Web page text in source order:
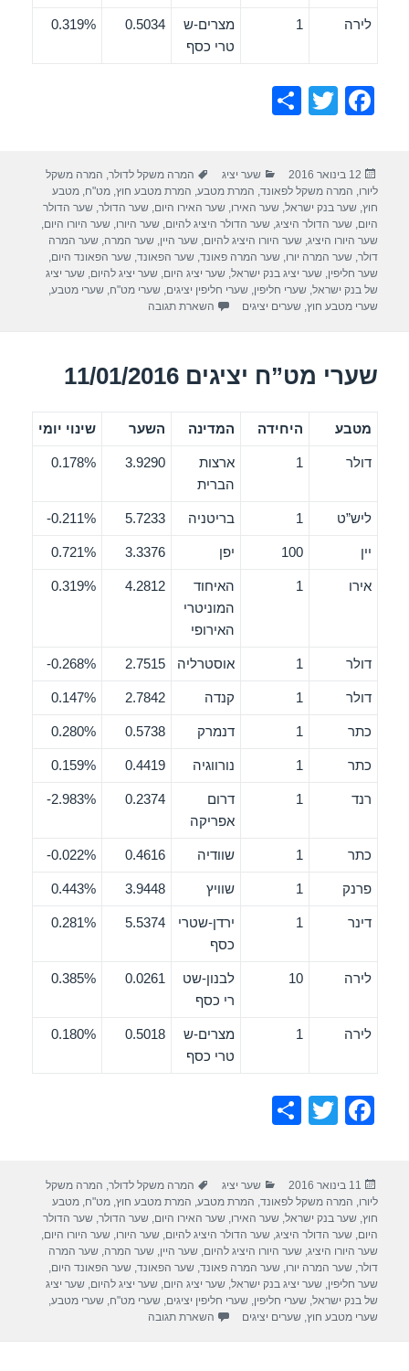
לירה 1
מצרים-ש
טרי כסף
0.5034
0.319%
F
e
b
o
o
k
T
er
e
פורסם
בתאריך
12 בינואר 2016 קטגוריות
שער יציג תגיות
המרה משקל לדולר, המרה משקל
ליורו, המרה משקל לפאונד, המרת מטבע, המרת מטבע חוץ,מט"ח,מטבע
חוץ,שער בנק ישראל,שער האירו,שער האירו היום,שער הדולר,שער הדולר
היום,שער הדולר היציג,שער הדולר היציג להיום,שער היורו,שער היורו היום,
שער היורו היציג,שער היורו היציג להיום,שער היין,שער המרה,שער המרה
דולר,שער המרה יורו,שער המרה פאונד,שער הפאונד,שער הפאונד היום,
שער חליפין,שער יציג בנק ישראל,שער יציג היום,שער יציג להיום,שער יציג
של בנק ישראל,שערי חליפין,שערי חליפין יציגים,שערי מט"ח,שערי מטבע,
שערי מטבע חוץ,שערים יציגים השארת תגובה
שערי מט”ח יציגים 11/01/2016
מטבע היחידה המדינה השער שינוי יומי
דולר 1
ארצות
הברית
3.9290
0.178%
ליש”ט 1 בריטניה 5.7233
0.211%-
יין 100 יפן 3.3376
0.721%
אירו 1
האיחוד
המוניטרי
האירופי
4.2812
0.319%
דולר 1 אוסטרליה 2.7515
0.268%-
דולר 1 קנדה 2.7842
0.147%
כתר 1 דנמרק 0.5738
0.280%
כתר 1 נורווגיה 0.4419
0.159%
רנד 1
דרום
אפריקה
0.2374
2.983%-
כתר 1 שוודיה 0.4616
0.022%-
פרנק 1 שוויץ 3.9448
0.443%
דינר 1
ירדן-שטרי
כסף
5.5374
0.281%
לירה 10
לבנון-שט
רי כסף
0.0261
0.385%
לירה 1
מצרים-ש
טרי כסף
0.5018
0.180%
F
e
b
o
o
k
T
er
e
פורסם
בתאריך
11 בינואר 2016 קטגוריות
שער יציג תגיות
המרה משקל לדולר המרה משקל
ליורו המרה משקל לפאונד המרת מטבע המרת מטבע חוץ ,מט"ח ,מטבע
חוץ ,שער בנק ישראל ,שער האירו ,שער האירו היום ,שער הדולר ,שער הדולר
היום ,שער הדולר היציג ,שער הדולר היציג להיום ,שער היורו ,שער היורו היום
שער היורו היציג ,שער היורו היציג להיום ,שער היין ,שער המרה ,שער המרה
דולר ,שער המרה יורו ,שער המרה פאונד ,שער הפאונד ,שער הפאונד היום
שער חליפין ,שער יציג בנק ישראל ,שער יציג היום ,שער יציג להיום ,שער יציג
של בנק ישראל ,שערי חליפין ,שערי חליפין יציגים ,שערי מט"ח ,שערי מטבע
שערי מטבע חוץ ,שערים יציגים השארת תגובה